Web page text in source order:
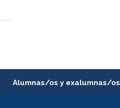
Alumnas/os y exalumnas/os